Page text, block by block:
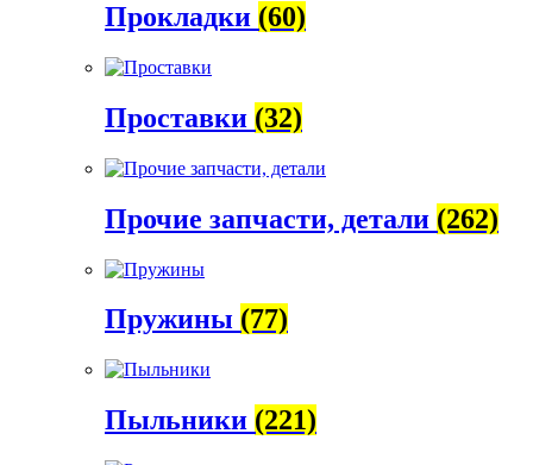
Прокладки (60)
Проставки (32)
Прочие запчасти, детали (262)
Пружины (77)
Пыльники (221)